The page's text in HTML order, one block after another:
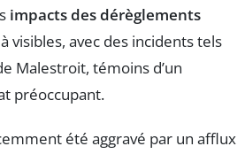
impacts des dérèglements
visibles, avec des incidents tels
Malestroit, témoins d’un
préoccupant.
été aggravé par un afflux